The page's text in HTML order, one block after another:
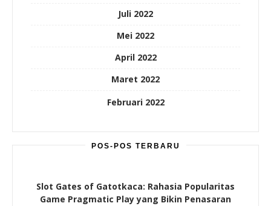
Juli 2022
Mei 2022
April 2022
Maret 2022
Februari 2022
POS-POS TERBARU
Slot Gates of Gatotkaca: Rahasia Popularitas
Game Pragmatic Play yang Bikin Penasaran